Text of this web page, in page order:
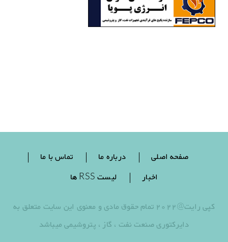
صفحه اصلی درباره ما
تماس با ما
اخبار
لیست RSS ها
کپی رایت@2022 تمام حقوق مادی و معنوی این سایت متعلق به
دایرکتوری صنعت نفت ، گاز ، پتروشیمی میباشد